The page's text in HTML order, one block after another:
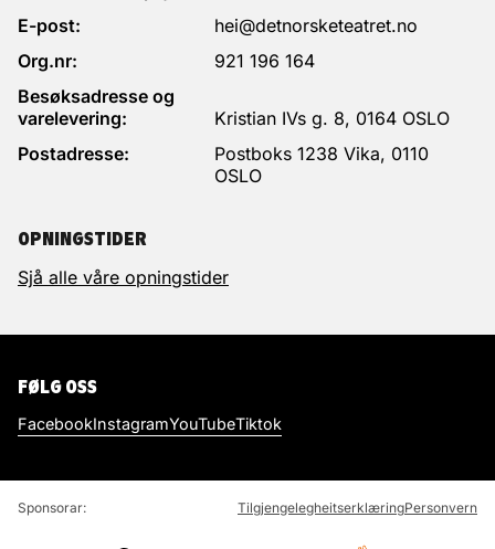
E-post:
hei@detnorsketeatret.no
Org.nr:
921 196 164
Besøksadresse og
varelevering:
Kristian IVs g. 8, 0164 OSLO
Postadresse:
Postboks 1238 Vika, 0110
OSLO
OPNINGSTIDER
Sjå alle våre opningstider
FØLG OSS
FacebookInstagramYouTubeTiktok
Sponsorar: TilgjengelegheitserklæringPersonvern